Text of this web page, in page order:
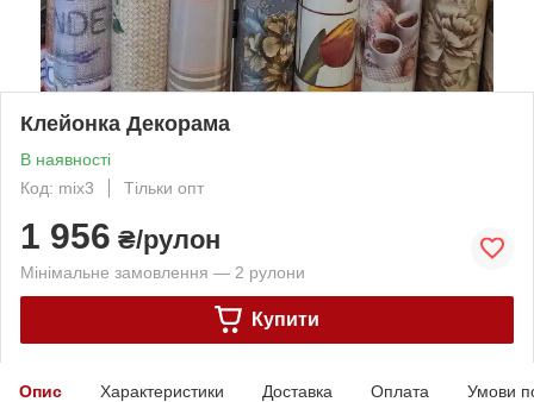
Клейонка Декорама
В наявності
Код: mix3
Тільки опт
1 956 ₴/рулон
Мінімальне замовлення — 2 рулони
Купити
Опис Характеристики Доставка Оплата Умови